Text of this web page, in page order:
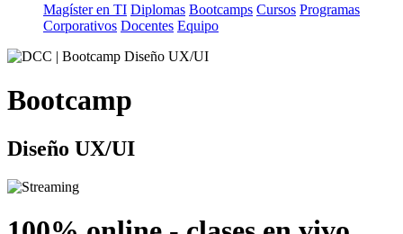
Magíster en TI Diplomas Bootcamps Cursos Programas
Corporativos Docentes Equipo
Bootcamp
Diseño UX/UI